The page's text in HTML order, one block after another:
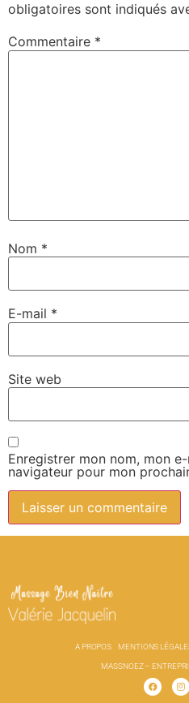
obligatoires sont indiqués
Commentaire *
Nom *
E-mail *
Site web
Enregistrer mon nom, mon
navigateur pour mon
A PROPOS MENTIONS
MASSNOEZ –